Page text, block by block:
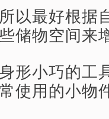
以最好根据
储物空间来
形小巧的工
使用的小物